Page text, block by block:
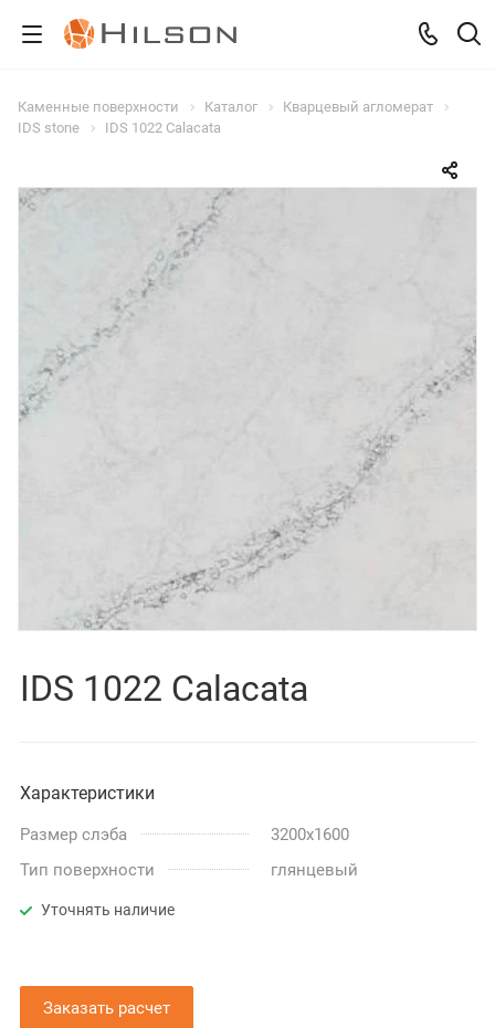
Каменные поверхности Каталог
Кварцевый агломерат
IDS stone
IDS 1022 Calacata
IDS 1022 Calacata
Характеристики
Размер слэба
3200x1600
Тип поверхности
глянцевый
Уточнять наличие
Заказать расчет